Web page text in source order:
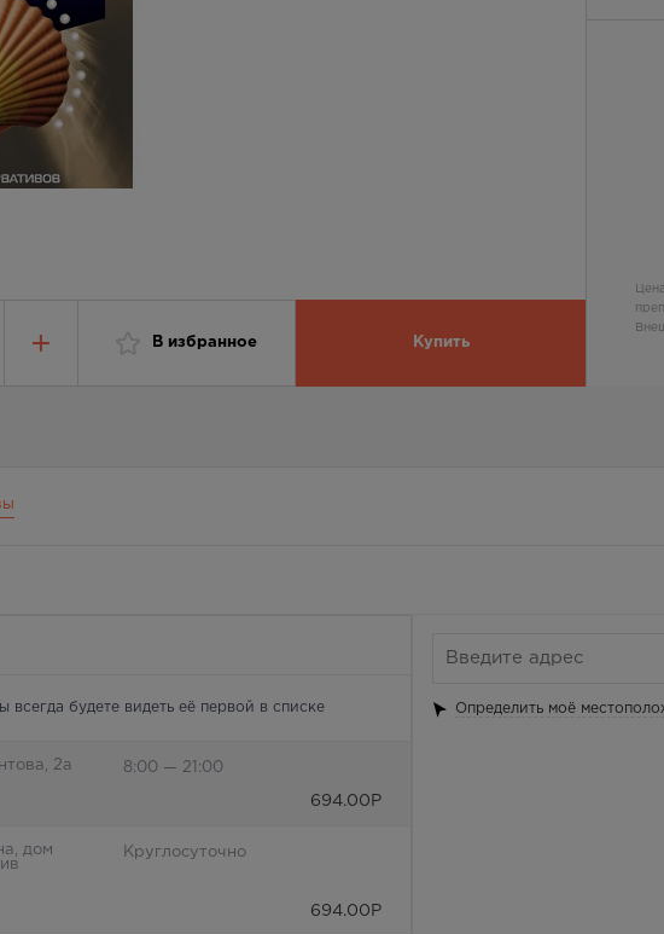
В избранное Купить
всегда будете видеть её первой в списке
2а 8:00 — 21:00
694.00 Р
дом
Круглосуточно
694.00 Р
Определить моё